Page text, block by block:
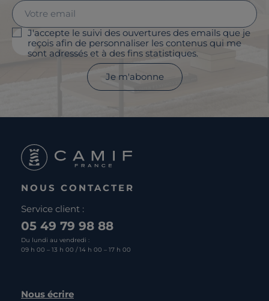
J'accepte le suivi des ouvertures des emails que je
reçois afin de personnaliser les contenus qui me
sont adressés et à des fins statistiques.
Je m'abonne
NOUS CONTACTER
Service client :
05 49 79 98 88
Du lundi au vendredi :
09 h 00 – 13 h 00 / 14 h 00 – 17 h 00
Nous écrire